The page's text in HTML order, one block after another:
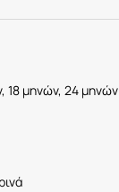
18 μηνών, 24 μηνών